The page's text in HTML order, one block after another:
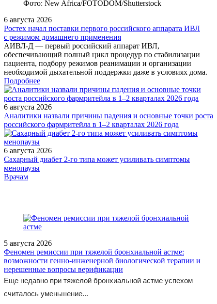
Фото: New Africa/FOTODOM/Shutterstock
6 августа 2026
Ростех начал поставки первого российского аппарата ИВЛ
с режимом домашнего применения
АИВЛ‑Д — первый российский аппарат ИВЛ,
обеспечивающий полный цикл процедур по стабилизации
пациента, подбору режимов реанимации и организации
необходимой дыхательной поддержки даже в условиях дома.
Подробнее
6 августа 2026
Аналитики назвали причины падения и основные точки роста
российского фармритейла в 1–2 кварталах 2026 года
6 августа 2026
Сахарный диабет 2‑го типа может усиливать симптомы
менопаузы
/legislation/other/prikaz-minzdravsotsrazvitiya-rossii-350-ot-12-
Врачам
5 августа 2026
Феномен ремиссии при тяжелой бронхиальной астме:
возможности генно-инженерной биологической терапии и
нерешенные вопросы верификации
Еще недавно при тяжелой бронхиальной астме успехом
считалось уменьшение...